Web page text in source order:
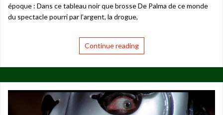
époque : Dans ce tableau noir que brosse De Palma de ce monde
du spectacle pourri par l’argent, la drogue,
Continue reading